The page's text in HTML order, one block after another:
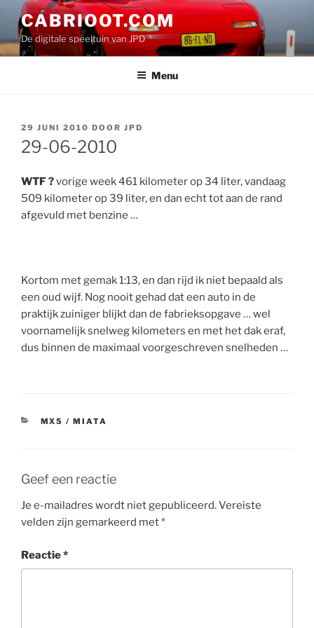
naar
de
inhoud
CABRIOOT.COM
De digitale speeltuin van JPD
Menu
GEPLAATST
OP
29 JUNI 2010 DOOR JPD
29-06-2010
WTF ?vorige week 461 kilometer op 34 liter, vandaag
509 kilometer op 39 liter, en dan echt tot aan de rand
afgevuld met benzine …
Kortom met gemak 1:13, en dan rijd ik niet bepaald als
een oud wijf. Nog nooit gehad dat een auto in de
praktijk zuiniger blijkt dan de fabrieksopgave … wel
voornamelijk snelweg kilometers en met het dak eraf,
dus binnen de maximaal voorgeschreven snelheden …
CATEGORIEËN
MX5 / MIATA
Geef een reactie
Je e-mailadres wordt niet gepubliceerd.Vereiste
velden zijn gemarkeerd met*
Reactie*